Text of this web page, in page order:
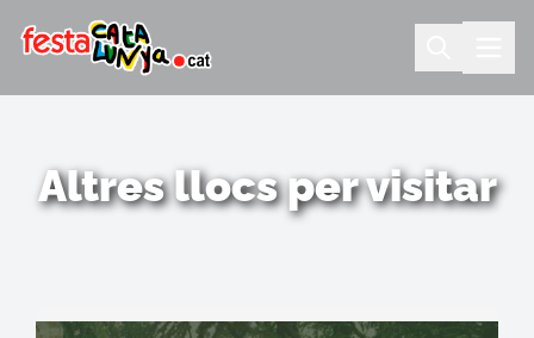
Altres llocs per visitar